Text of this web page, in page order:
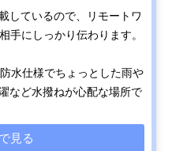
しているので、リモートワ
手にしっかり伝わります。
水仕様でちょっとした雨や
など水撥ねが心配な場所で
見る